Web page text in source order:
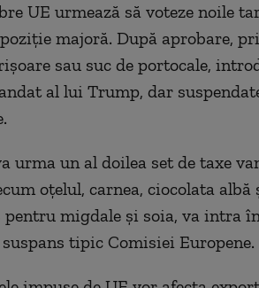
UE urmează să voteze noile
majoră. După aprobare,
sau suc de portocale,
al lui Trump, dar
urma un al doilea set de taxe
oțelul, carnea, ciocolata
pentru migdale și soia, va intra
tipic Comisiei Europene.